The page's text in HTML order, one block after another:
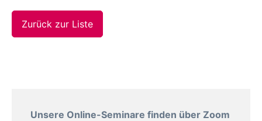
Zurück zur Liste
Unsere Online-Seminare finden über Zoom